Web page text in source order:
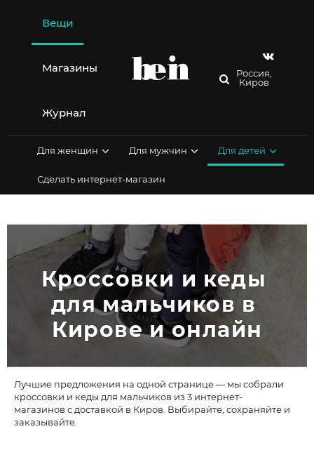
содержимому
Вещи
Магазины
Журнал
Россия,
Киров
Для женщин Для мужчин Для детей
Сделать интернет-магазин
Кроссовки и кеды
для мальчиков в
Кирове и онлайн
Лучшие предложения на одной странице — мы собрали
кроссовки и кеды для мальчиков из 3 интернет-
магазинов с доставкой в Киров. Выбирайте, сохраняйте и
заказывайте.